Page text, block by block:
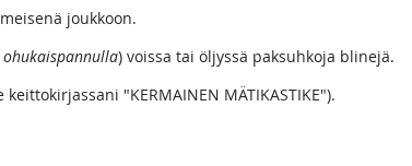
joukkoon.
) voissa tai öljyssä paksuhkoja blinejä.
keittokirjassani "KERMAINEN MÄTIKASTIKE").